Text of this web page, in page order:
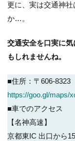
更に、実は交通神
か…。
交通安全を口実に
もしれませんね。
■住所：〒606-
https://goo.gl/maps/
■車でのアクセス
【名神高速】
京都東IC 出口から